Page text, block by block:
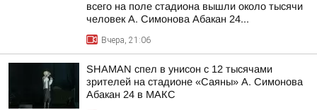
всего на поле стадиона вышли около тысячи
человек А. Симонова Абакан 24...
Вчера, 21:06
SHAMAN спел в унисон с 12 тысячами
зрителей на стадионе «Саяны» А. Симонова
Абакан 24 в МАКС